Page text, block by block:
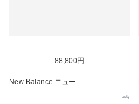
88,800円
New Balance ニュー...
asty